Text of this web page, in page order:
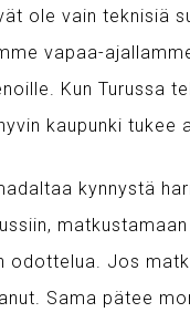
ole vain teknisiä
vapaa-
Kun Turussa
kaupunki tukee
kynnystä
odottelua. Jos
Sama pätee